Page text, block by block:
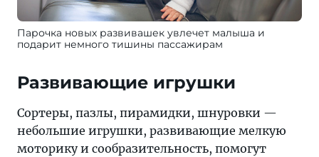
Парочка новых развивашек увлечет малыша и
подарит немного тишины пассажирам
Развивающие игрушки
Сортеры, пазлы, пирамидки, шнуровки —
небольшие игрушки, развивающие мелкую
моторику и сообразительность, помогут